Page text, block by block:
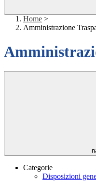
Home >
Amministrazione
Categorie
Disposizioni